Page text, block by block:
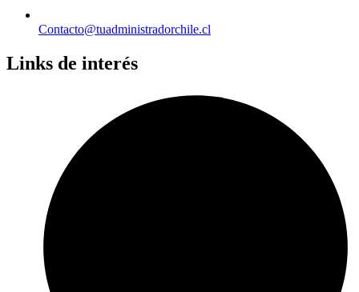
Contacto@tuadministradorchile.cl
Links de interés